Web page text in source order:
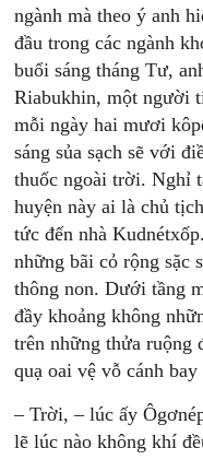
ngành mà theo ý anh
đầu trong các ngành
buổi sáng tháng Tư,
Riabukhin, một người
mỗi ngày hai mươi
sáng sủa sạch sẽ với
thuốc ngoài trời. Nghỉ
huyện này ai là chủ
tức đến nhà
những bãi cỏ rộng sặc
thông non. Dưới tầng
đầy khoảng không
trên những thửa ruộng
quạ oai vệ vỗ cánh
– Trời, – lúc ấy
lẽ lúc nào không khí